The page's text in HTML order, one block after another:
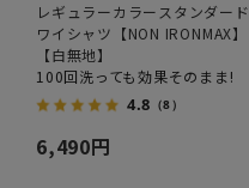
レギュラーカラースタンダード
ワイシャツ【NON IRONMAX】
【白無地】
100回洗っても効果そのまま!
4.8 （8）
6,490円